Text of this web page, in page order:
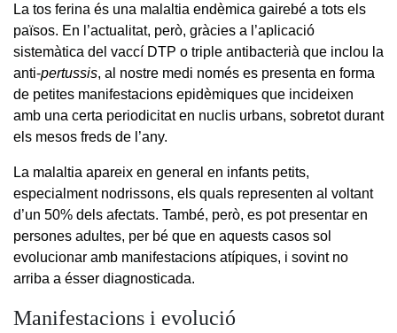
La tos ferina és una malaltia endèmica gairebé a tots els
països. En l’actualitat, però, gràcies a l’aplicació
sistemàtica del vaccí DTP o triple antibacterià que inclou la
anti-pertussis, al nostre medi només es presenta en forma
de petites manifestacions epidèmiques que incideixen
amb una certa periodicitat en nuclis urbans, sobretot durant
els mesos freds de l’any.
La malaltia apareix en general en infants petits,
especialment nodrissons, els quals representen al voltant
d’un 50% dels afectats. També, però, es pot presentar en
persones adultes, per bé que en aquests casos sol
evolucionar amb manifestacions atípiques, i sovint no
arriba a ésser diagnosticada.
Manifestacions i evolució